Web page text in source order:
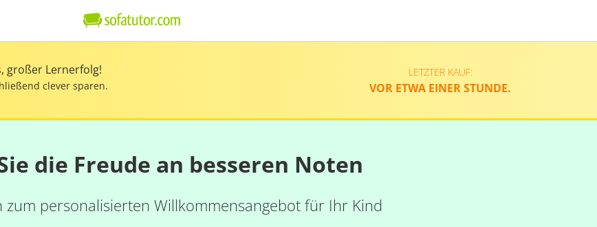
großer Lernerfolg!
clever sparen.
LETZTER KAUF:
VOR ETWA EINER STUNDE.
die Freude an besseren Noten
personalisierten Willkommensangebot für Ihr Kind